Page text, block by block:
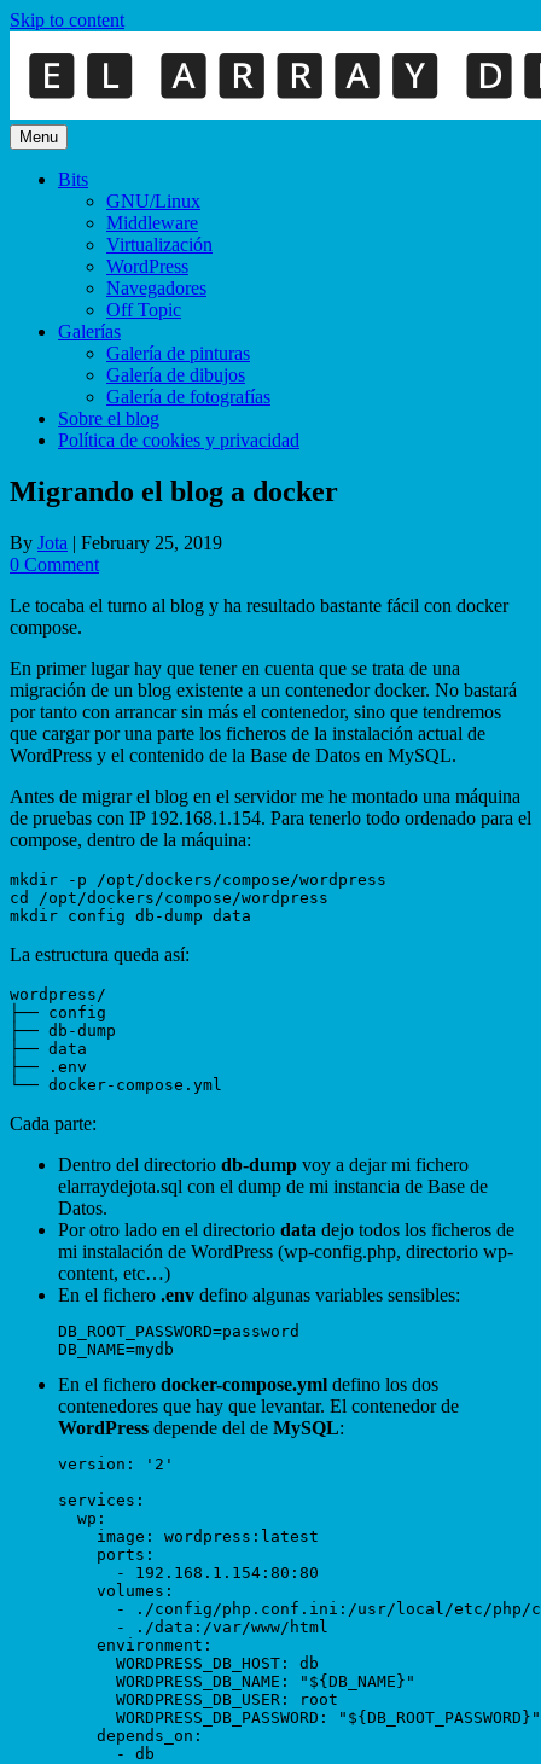
Skip to content
Menu
Bits
GNU/Linux
Middleware
Virtualización
WordPress
Navegadores
Off Topic
Galerías
Galería de pinturas
Galería de dibujos
Galería de fotografías
Sobre el blog
Política de cookies y privacidad
Migrando el blog a docker
By Jota | February 25, 2019
0 Comment
Le tocaba el turno al blog y ha resultado bastante fácil con docker
compose.
En primer lugar hay que tener en cuenta que se trata de una
migración de un blog existente a un contenedor docker. No bastará
por tanto con arrancar sin más el contenedor, sino que tendremos
que cargar por una parte los ficheros de la instalación actual de
WordPress y el contenido de la Base de Datos en MySQL.
Antes de migrar el blog en el servidor me he montado una máquina
de pruebas con IP 192.168.1.154. Para tenerlo todo ordenado para el
compose, dentro de la máquina:
mkdir -p /opt/dockers/compose/wordpress
cd /opt/dockers/compose/wordpress
La estructura queda así:
wordpress/
├── config
├── db-dump
├── data
├── .env
Cada parte:
Dentro del directorio db-dump voy a dejar mi fichero
elarraydejota.sql con el dump de mi instancia de Base de
Datos.
Por otro lado en el directorio data dejo todos los ficheros de
mi instalación de WordPress (wp-config.php, directorio wp-
content, etc…)
En el fichero .env defino algunas variables sensibles:
DB_ROOT_PASSWORD=password
En el fichero docker-compose.yml defino los dos
contenedores que hay que levantar. El contenedor de
WordPress depende del de MySQL:
version: '2'
services:
  wp:
    image: wordpress:latest
    ports:
      - 192.168.1.154:80:80
    volumes:
- ./config/php.conf.ini:/usr/local/etc/php/
      - ./data:/var/www/html
    environment:
      WORDPRESS_DB_HOST: db
      WORDPRESS_DB_NAME: "${DB_NAME}"
      WORDPRESS_DB_USER: root
      WORDPRESS_DB_PASSWORD: "${DB_ROOT_PASSWORD}"
    depends_on:
      - db